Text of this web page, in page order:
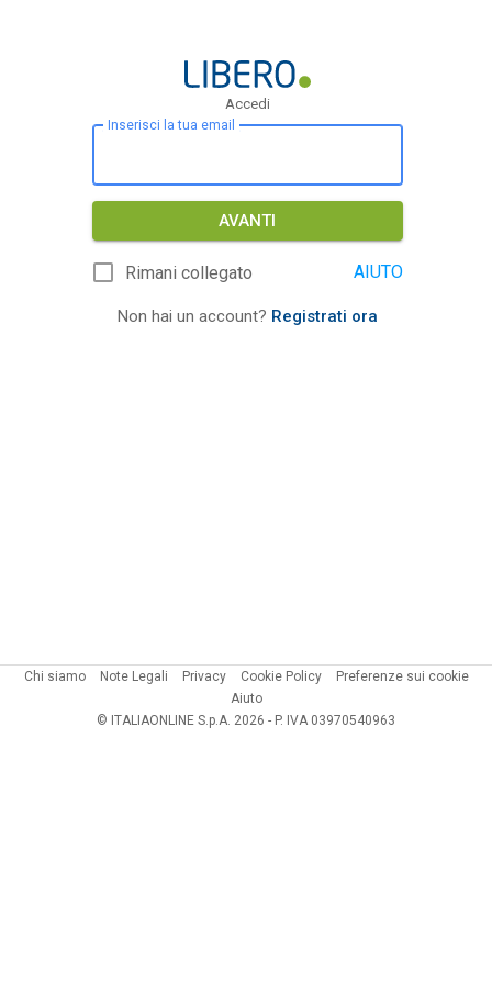
Accedi
Inserisci la tua email
AVANTI
Rimani collegato AIUTO
Non hai un account? Registrati ora
Chi siamo Note Legali Privacy Cookie Policy
Preferenze sui cookie
Aiuto
© ITALIAONLINE S.p.A. 2026 - P. IVA 03970540963